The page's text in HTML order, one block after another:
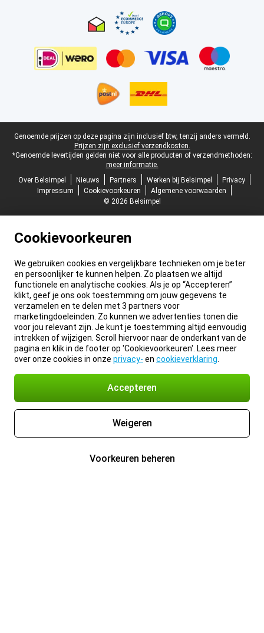
Juridische voettekst
Genoemde prijzen op deze pagina zijn inclusief btw, tenzij anders vermeld.
Prijzen zijn exclusief verzendkosten.
*Genoemde levertijden gelden niet voor alle producten of verzendmethoden:
meer informatie.
Over Belsimpel
Nieuws Partners Werken bij Belsimpel
Privacy
Impressum
Cookievoorkeuren
Algemene voorwaarden
© 2026 Belsimpel
Cookievoorkeuren
We gebruiken cookies en vergelijkbare technieken om je beter
en persoonlijker te kunnen helpen. Zo plaatsen we altijd
functionele en analytische cookies. Als je op “Accepteren”
klikt, geef je ons ook toestemming om jouw gegevens te
verzamelen en te delen met 3 partners voor
marketingdoeleinden. Zo kunnen we advertenties tonen die
voor jou relevant zijn. Je kunt je toestemming altijd eenvoudig
intrekken of wijzigen. Scroll hiervoor naar de onderkant van de
pagina en klik in de footer op 'Cookievoorkeuren'. Lees meer
over onze cookies in onze privacy- en cookieverklaring
Accepteren
Weigeren
Voorkeuren beheren